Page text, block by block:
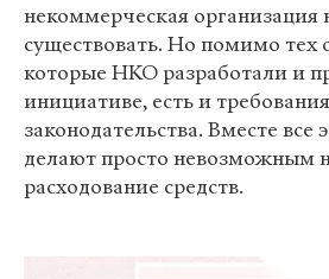
некоммерческая организация
существовать. Но помимо тех
которые НКО разработали и
инициативе, есть и требования
законодательства. Вместе все
делают просто невозможным
расходование средств.